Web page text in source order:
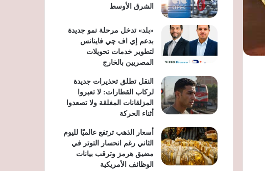
الشرق الأوسط
«بلد» تدخل مرحلة نمو جديدة
بدعم إي اف چي فاينانس
لتطوير خدمات تحويلات
المصريين بالخارج
النقل تطلق تحذيرات جديدة
لركاب القطارات: لا تعبروا
المزلقانات المغلقة ولا تصعدوا
أثناء الحركة
أسعار الذهب ترتفع عالميًا لليوم
الثاني رغم انحسار التوتر في
مضيق هرمز وترقب بيانات
الوظائف الأمريكية